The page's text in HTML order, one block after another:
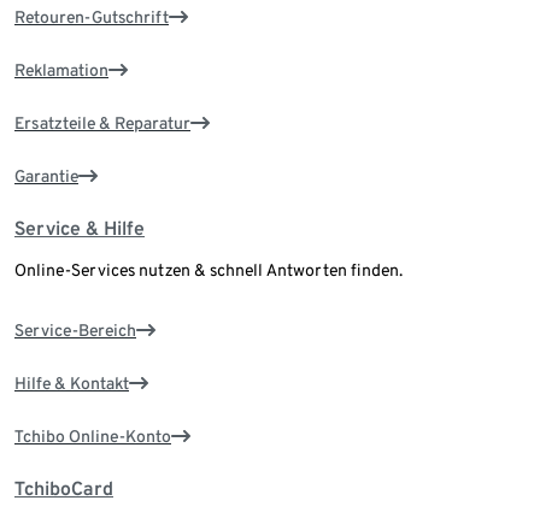
Retouren-Gutschrift
Reklamation
Ersatzteile & Reparatur
Garantie
Service & Hilfe
Online-Services nutzen & schnell Antworten finden.
Service-Bereich
Hilfe & Kontakt
Tchibo Online-Konto
TchiboCard